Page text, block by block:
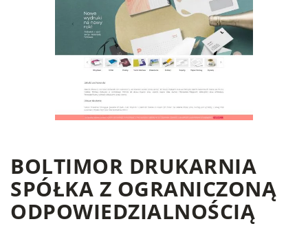
BOLTIMOR DRUKARNIA
SPÓŁKA Z OGRANICZONĄ
ODPOWIEDZIALNOŚCIĄ